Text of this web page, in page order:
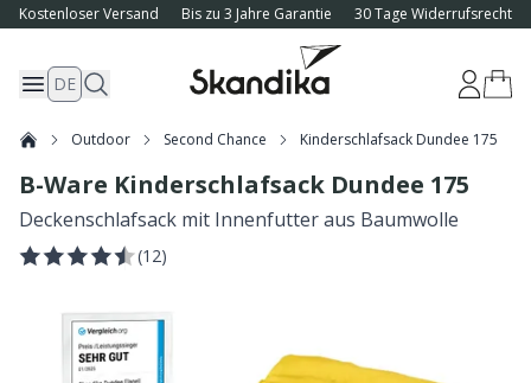
Kostenloser Versand Bis zu 3 Jahre Garantie 30 Tage Widerrufsrecht
DE
Outdoor Second Chance Kinderschlafsack Dundee 175
B-Ware Kinderschlafsack Dundee 175
Deckenschlafsack mit Innenfutter aus Baumwolle
(12)